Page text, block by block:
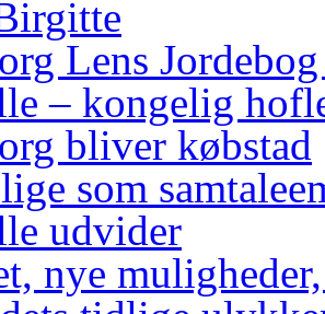
Lens
– kongelig
bliver købstad
som
udvider
nye